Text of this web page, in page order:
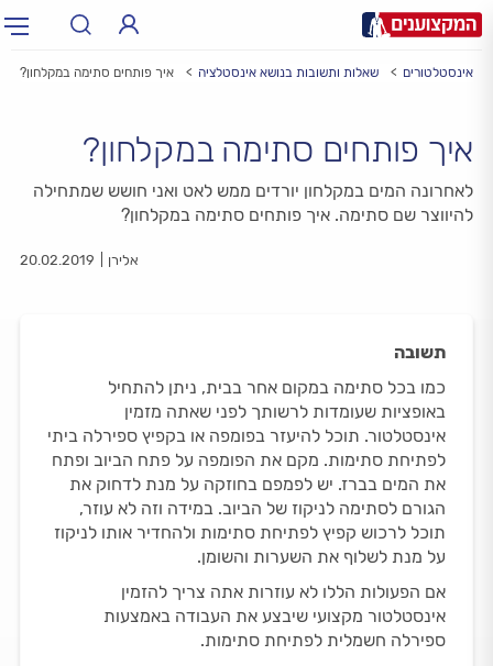
עיר: תל אביב, חיפה…
אינסטלטורים שאלות ותשובות בנושא אינסטלציה איך פותחים סתימה במקלחון?
איך פותחים סתימה במקלחון?
לאחרונה המים במקלחון יורדים ממש לאט ואני חושש שמתחילה
להיווצר שם סתימה. איך פותחים סתימה במקלחון?
אלירן 20.02.2019
תשובה
כמו בכל סתימה במקום אחר בבית, ניתן להתחיל
באופציות שעומדות לרשותך לפני שאתה מזמין
אינסטלטור. תוכל להיעזר בפומפה או בקפיץ ספירלה ביתי
לפתיחת סתימות. מקם את הפומפה על פתח הביוב ופתח
את המים בברז. יש לפמפם בחוזקה על מנת לדחוק את
הגורם לסתימה לניקוז של הביוב. במידה וזה לא עוזר,
תוכל לרכוש קפיץ לפתיחת סתימות ולהחדיר אותו לניקוז
על מנת לשלוף את השערות והשומן.
אם הפעולות הללו לא עוזרות אתה צריך להזמין
אינסטלטור מקצועי שיבצע את העבודה באמצעות
ספירלה חשמלית לפתיחת סתימות.